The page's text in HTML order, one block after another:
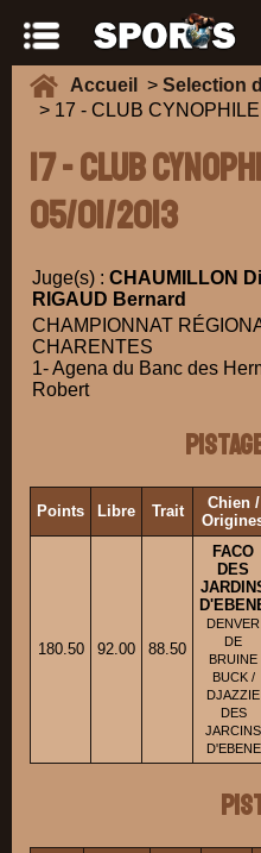
Accueil > Selection
> 17 - CLUB
17 - CLUB
05/01/2013
Juge(s) : CHAUMILLON
RIGAUD Bernard
CHAMPIONNAT
CHARENTES
1- Agena du Banc des
Robert
Points Libre Trait
Chien /
180.50 92.00 88.50
FACO
DES
DENVER
DE
BRUINE
BUCK /
DJAZZIE
DES
JARCINS
D'EBENE